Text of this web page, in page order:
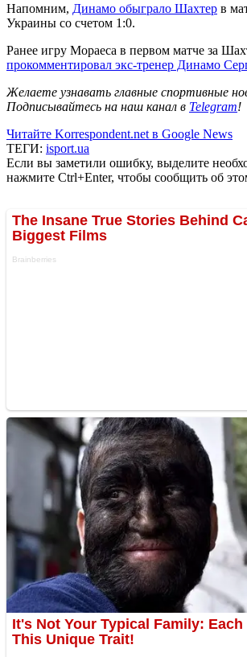
Напомним, Динамо обыграло Шахтер в
Украины со счетом 1:0.
Ранее игру Мораеса в первом матче за
прокомментировал экс-тренер Динамо
Желаете узнавать главные спортивные
Подписывайтесь на наш канал в Telegram!
Читайте Korrespondent.net в Google News
ТЕГИ: isport.ua
Если вы заметили ошибку, выделите
нажмите Ctrl+Enter, чтобы сообщить об